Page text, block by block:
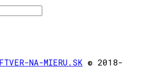
NA-MIERU.SK © 2018-